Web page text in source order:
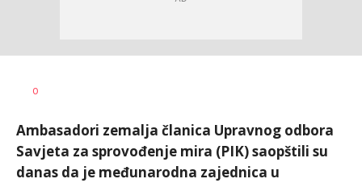
AUTOR
0
Ambasadori zemalja članica Upravnog odbora
Savjeta za sprovođenje mira (PIK) saopštili su
danas da je međunarodna zajednica u